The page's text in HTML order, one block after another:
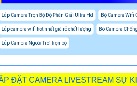
Lắp Camera Trọn Bộ Độ Phân Giải Ultra Hd Bộ Camera Wifi
Lắp camera wifi hot nhất giá rẻ chất lượng Bô Camera
Lắp Camera Ngoài Trời trọn bộ
ĐẶT CAMERA LIVESTREAM SỰ